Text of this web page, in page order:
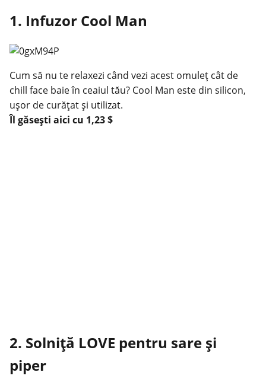
1. Infuzor Cool Man
Cum să nu te relaxezi când vezi acest omuleț cât de
chill face baie în ceaiul tău? Cool Man este din silicon,
ușor de curățat și utilizat.
Îl găsești aici cu 1,23 $
2. Solniță LOVE pentru sare și
piper